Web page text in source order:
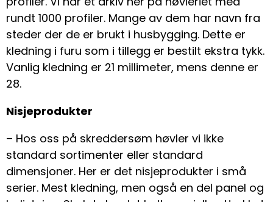
rundt 1000 profiler. Mange av dem har navn fra
steder der de er brukt i husbygging. Dette er
kledning i furu som i tillegg er bestilt ekstra tykk.
Vanlig kledning er 21 millimeter, mens denne er
28.
Nisjeprodukter
– Hos oss på skreddersøm høvler vi ikke
standard sortimenter eller standard
dimensjoner. Her er det nisjeprodukter i små
serier. Mest kledning, men også en del panel og